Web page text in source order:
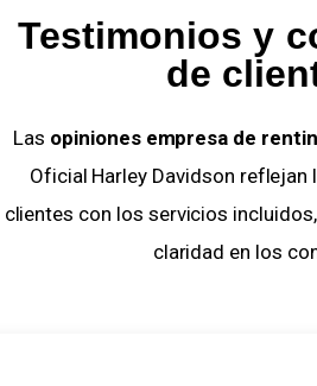
Testimonios y
de
Las opiniones empresa de
Oficial Harley Davidson
clientes con los servicios
claridad en los